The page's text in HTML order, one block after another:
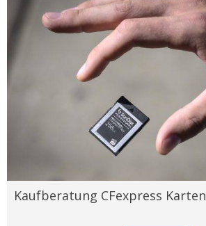
Kaufberatung CFexpress Karten